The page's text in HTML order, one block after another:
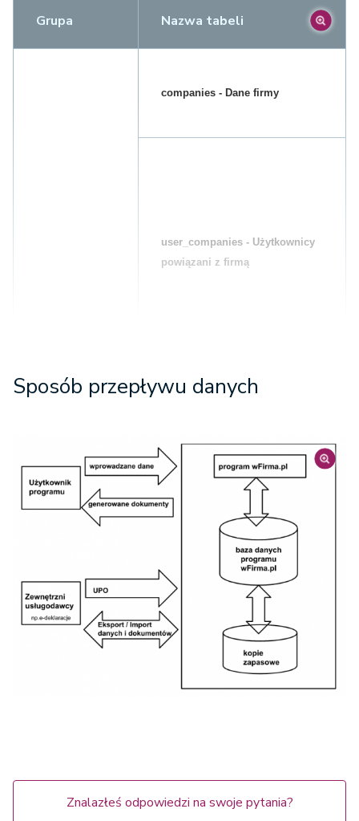
Grupa Nazwa tabeli
companies - Dane firmy
user_companies - Użytkownicy
powiązani z firmą
user_logs - Logi aktywności
użytkowników
Sposób przepływu danych
Znalazłeś odpowiedzi na swoje pytania?